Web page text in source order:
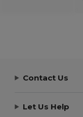
Contact Us
Let Us Help